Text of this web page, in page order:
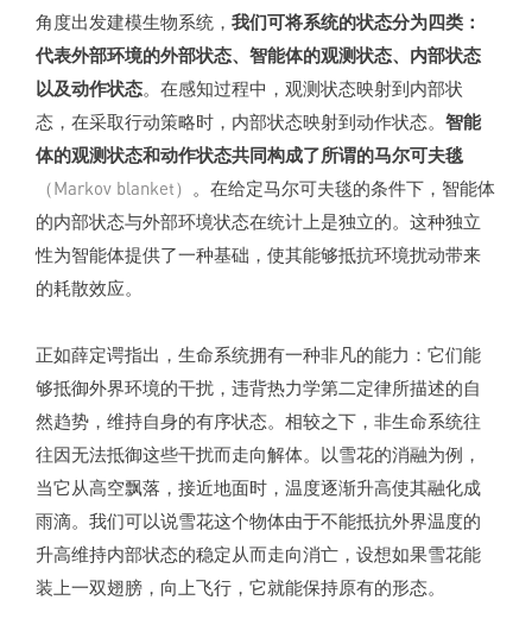
角度出发建模生物系统， 我们可将系统的状态分为四类：
代表外部环境的外部状态、智能体的观测状态、内部状态
以及动作状态。在感知过程中，观测状态映射到内部状
态，在采取行动策略时，内部状态映射到动作状态。 智能
体的观测状态和动作状态共同构成了所谓的马尔可夫毯
（Markov blanket）
。在给定马尔可夫毯的条件下，智能体
的内部状态与外部环境状态在统计上是独立的。这种独立
性为智能体提供了一种基础，使其能够抵抗环境扰动带来
的耗散效应。
正如薛定谔指出，生命系统拥有一种非凡的能力：它们能
够抵御外界环境的干扰，违背热力学第二定律所描述的自
然趋势，维持自身的有序状态。相较之下，非生命系统往
往因无法抵御这些干扰而走向解体。以雪花的消融为例，
当它从高空飘落，接近地面时，温度逐渐升高使其融化成
雨滴。我们可以说雪花这个物体由于不能抵抗外界温度的
升高维持内部状态的稳定从而走向消亡，设想如果雪花能
装上一双翅膀，向上飞行，它就能保持原有的形态。